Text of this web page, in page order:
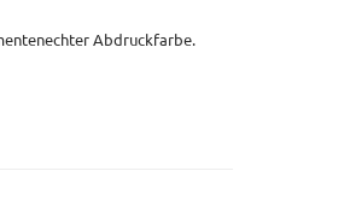
Abdruckfarbe.